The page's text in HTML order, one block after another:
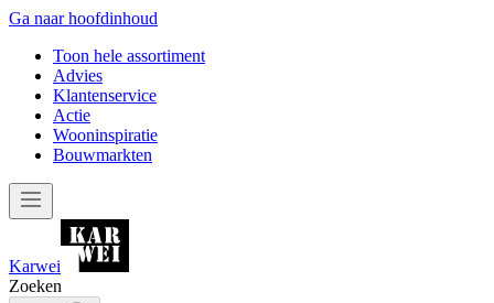
Ga naar hoofdinhoud
Toon hele assortiment
Advies
Klantenservice
Actie
Wooninspiratie
Bouwmarkten
Karwei
Zoeken